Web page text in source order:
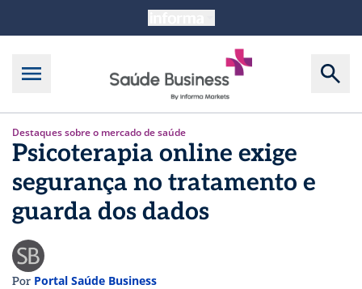
Destaques sobre o mercado de saúde
Psicoterapia online exige
segurança no tratamento e
guarda dos dados
Por Portal Saúde Business